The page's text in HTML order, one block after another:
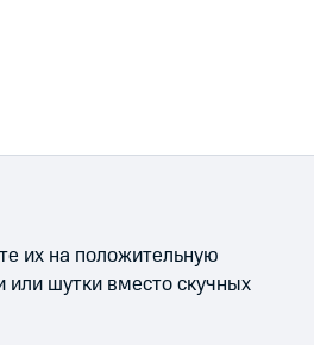
их на положительную
или шутки вместо скучных